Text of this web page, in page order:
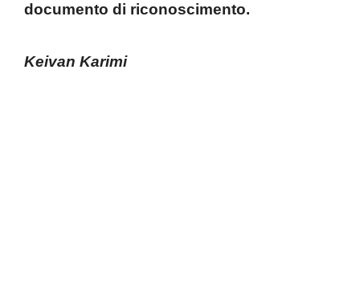
documento di riconoscimento.
Keivan Karimi